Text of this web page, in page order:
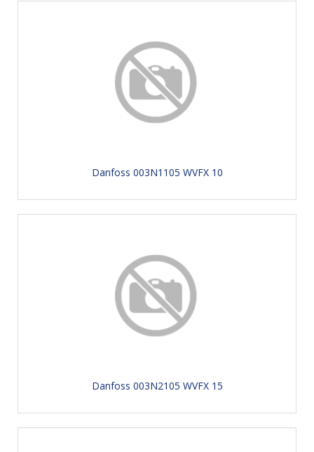
Danfoss 003N1105 WVFX 10
Danfoss 003N2105 WVFX 15